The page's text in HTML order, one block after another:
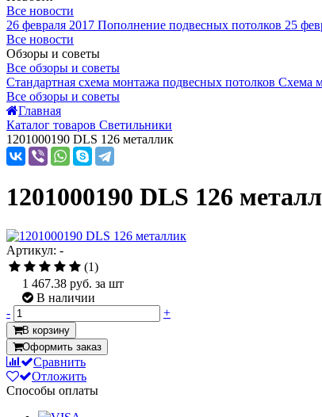
Все новости
26 февраля 2017 Пополнение подвесных потолков 25
Все новости
Обзоры и советы
Все обзоры и советы
Стандартная схема монтажа подвесных потолков Схема
Все обзоры и советы
Главная
Каталог товаров Светильники
1201000190 DLS 126 металлик
1201000190 DLS 126
Артикул: -
(1)
1 467.38 руб. за шт
В наличии
-
+
В корзину
Оформить заказ
Сравнить
Отложить
Способы оплаты